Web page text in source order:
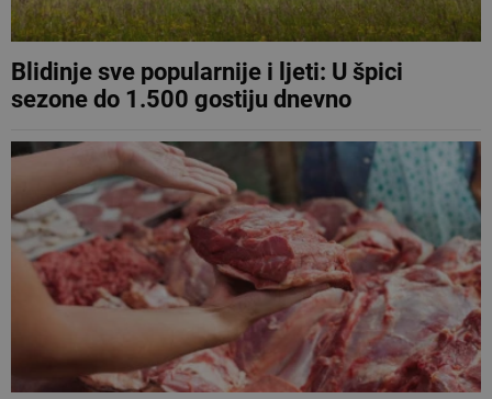
Blidinje sve popularnije i ljeti: U špici
sezone do 1.500 gostiju dnevno